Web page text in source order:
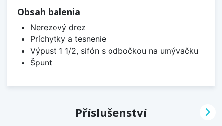
Obsah balenia
Nerezový drez
Príchytky a tesnenie
Výpusť 1 1/2, sifón s odbočkou na umývačku
Špunt
Příslušenství 